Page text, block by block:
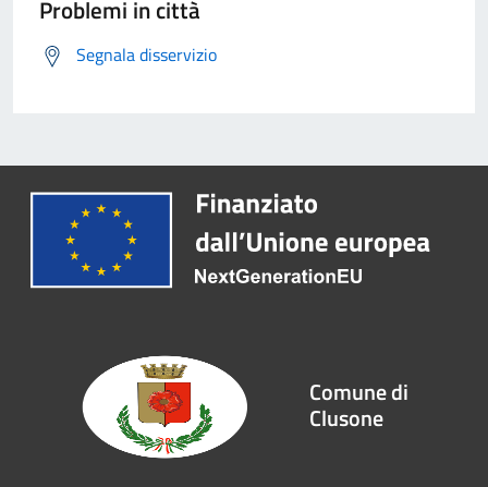
Problemi in città
Segnala disservizio
Comune di
Clusone